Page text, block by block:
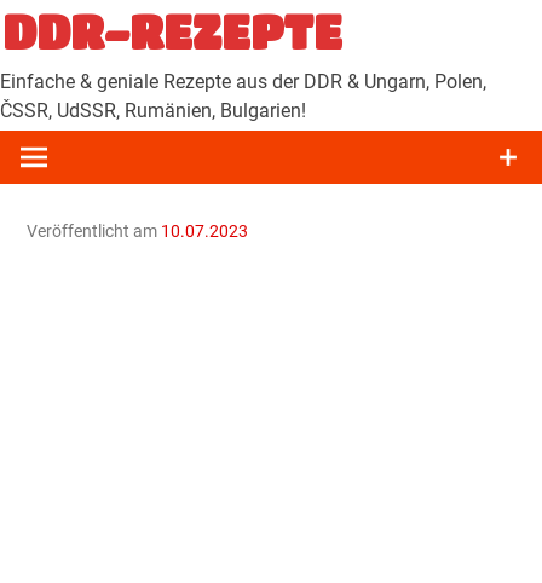
Zum
Inhalt
springen
DDR-REZEPTE
Einfache & geniale Rezepte aus der DDR & Ungarn, Polen,
ČSSR, UdSSR, Rumänien, Bulgarien!
Veröffentlicht am 10.07.2023